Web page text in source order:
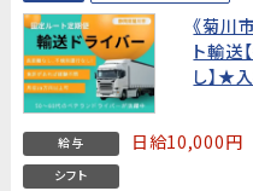
《菊川
ト輸送
し】★
給与 日給10,000円
シフト